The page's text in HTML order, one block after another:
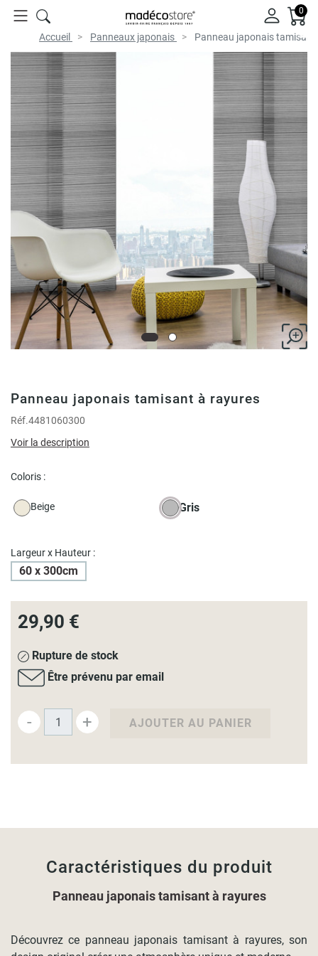
0
Accueil Panneaux japonais Panneau japonais tamisant
Panneau japonais tamisant à rayures
Réf.4481060300
Voir la description
Coloris :
Beige Gris
Largeur x Hauteur :
60 x 300cm
29,90 €
Rupture de stock
Être prévenu par email
- + AJOUTER AU PANIER
Caractéristiques du produit
Panneau japonais tamisant à rayures
Découvrez ce panneau japonais tamisant à rayures, son